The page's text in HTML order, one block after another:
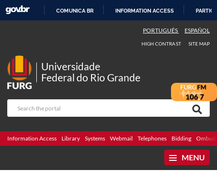
COMUNICA BR INFORMATION ACCESS
PORTUGUÊS ESPAÑOL
HIGH CONTRAST SITE MAP
Universidade
Federal do Rio Grande
Information Access Library Systems Webmail Telephones Bidding
MENU